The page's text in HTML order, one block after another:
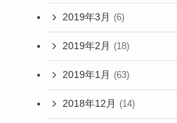
2019年3月 (6)
2019年2月 (18)
2019年1月 (63)
2018年12月 (14)